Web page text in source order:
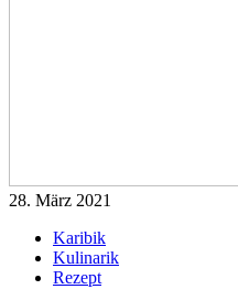
28. März 2021
Karibik
Kulinarik
Rezept